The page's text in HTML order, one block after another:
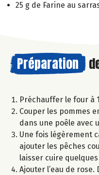
25 g de Farine au
Préparation
Préchauffer le four à
Couper les pommes
dans une poêle avec
Une fois légèrement
ajouter les pêches
laisser cuire
Ajouter l’eau de